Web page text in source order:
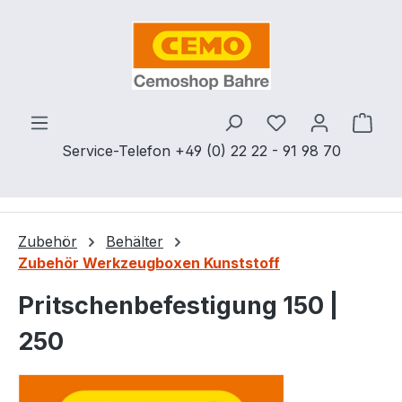
Zum Hauptinhalt springen
Service-Telefon +49 (0) 22 22 - 91 98 70
Du hast 0
Zubehör
Behälter
Zubehör Werkzeugboxen Kunststoff
Pritschenbefestigung 150 |
250